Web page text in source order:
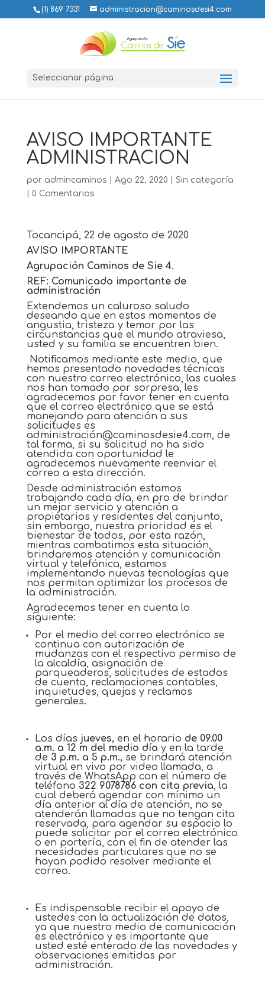
(1) 869 7331 administracion@caminosdesi4.com
Seleccionar página
AVISO IMPORTANTE
ADMINISTRACION
por admincaminos Ago 22, 2020
Sin categoría
0 Comentarios
Tocancipá, 22 de agosto de 2020
AVISO IMPORTANTE
Agrupación Caminos de Sie 4.
REF: Comunicado importante de
administración
Extendemos un caluroso saludo
deseando que en estos momentos de
angustia, tristeza y temor por las
circunstancias que el mundo atraviesa,
usted y su familia se encuentren bien.
Notificamos mediante este medio, que
hemos presentado novedades técnicas
con nuestro correo electrónico, las cuales
nos han tomado por sorpresa, les
agradecemos por favor tener en cuenta
que el correo electrónico que se está
manejando para atención a sus
solicitudes es
administración@caminosdesie4.com, de
tal forma, si su solicitud no ha sido
atendida con oportunidad le
agradecemos nuevamente reenviar el
correo a esta dirección.
Desde administración estamos
trabajando cada día, en pro de brindar
un mejor servicio y atención a
propietarios y residentes del conjunto,
sin embargo, nuestra prioridad es el
bienestar de todos, por esta razón,
mientras combatimos esta situación,
brindaremos atención y comunicación
virtual y telefónica, estamos
implementando nuevas tecnologías que
nos permitan optimizar los procesos de
la administración.
Agradecemos tener en cuenta lo
siguiente:
Por el medio del correo electrónico se
continua con autorización de
mudanzas con el respectivo permiso de
la alcaldía, asignación de
parqueaderos, solicitudes de estados
de cuenta, reclamaciones contables,
inquietudes, quejas y reclamos
generales.
Los días jueves, en el horario de 09.00
a.m. a 12 m del medio día y en la tarde
de 3 p.m. a 5 p.m., se brindará atención
virtual en vivo por video llamada, a
través de WhatsApp con el número de
teléfono 322 9078786 con cita previa, la
cual deberá agendar con mínimo un
día anterior al día de atención, no se
atenderán llamadas que no tengan cita
reservada, para agendar su espacio lo
puede solicitar por el correo electrónico
o en portería, con el fin de atender las
necesidades particulares que no se
hayan podido resolver mediante el
correo.
Es indispensable recibir el apoyo de
ustedes con la actualización de datos,
ya que nuestro medio de comunicación
es electrónico y es importante que
usted esté enterado de las novedades y
observaciones emitidas por
administración.